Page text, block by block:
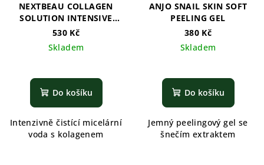
NEXTBEAU COLLAGEN
SOLUTION INTENSIVE
CLEANSING WATER
530 Kč
Skladem
Do košíku
Intenzivně čistící micelární
voda s kolagenem
ANJO SNAIL SKIN SOFT
PEELING GEL
380 Kč
Skladem
Do košíku
Jemný peelingový gel se
šnečím extraktem